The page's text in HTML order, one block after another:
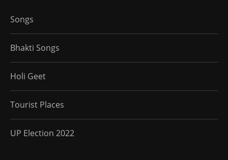
Songs
Bhakti Songs
Holi Geet
Tourist Places
UP Election 2022